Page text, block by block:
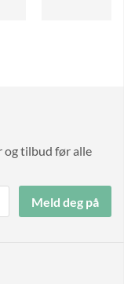
og tilbud før alle
Meld deg på